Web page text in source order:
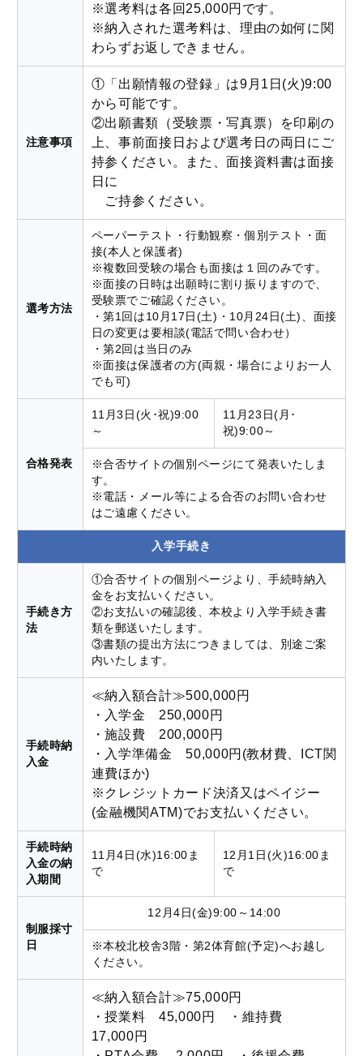
※選考料は各回25,000円です。
※納入された選考料は、理由の如何に関
わらずお返しできません。
注意事項
①「出願情報の登録」は9月1日(火)9:00
から可能です。
②出願書類（受験票・写真票）を印刷の
上、事前面接日および選考日の両日にご
持参ください。また、面接資料書は面接
日に
ご持参ください。
選考方法
ペーパーテスト・行動観察・個別テスト・面
接(本人と保護者)
※複数回受験の場合も面接は１回のみです。
※面接の日時は出願時に割り振りますので、
受験票でご確認ください。
・第1回は10月17日(土)・10月24日(土)、面接
日の変更は要相談(電話で問い合わせ）
・第2回は当日のみ
※面接は保護者の方(両親・場合によりお一人
でも可)
合格発表
11月3日(火･祝)9:00
～
11月23日(月･
祝)9:00～
※合否サイトの個別ページにて発表いたしま
す。
※電話・メール等による合否のお問い合わせ
はご遠慮ください。
入学手続き
手続き方
法
①合否サイトの個別ページより、手続時納入
金をお支払いください。
②お支払いの確認後、本校より入学手続き書
類を郵送いたします。
③書類の提出方法につきましては、別途ご案
内いたします。
手続時納
入金
≪納入額合計≫500,000円
・入学金 250,000円
・施設費 200,000円
・入学準備金 50,000円(教材費、ICT関
連費ほか)
※クレジットカード決済又はペイジー
(金融機関ATM)でお支払いください。
手続時納
入金の納
入期間
11月4日(水)16:00ま
で
12月1日(火)16:00ま
で
制服採寸
日
12月4日(金)9:00～14:00
※本校北校舎3階・第2体育館(予定)へお越し
ください。
≪納入額合計≫75,000円
・授業料 45,000円 ・維持費
17,000円